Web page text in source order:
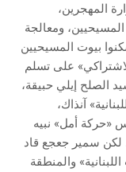
المهجرين،
ومعالجة
بيوت المسيحيين
على تسلم
الصلح إيلي حبيقة،
آنذاك،
«حركة أمل» نبيه
لكن سمير جعجع قاد
والمنطقة